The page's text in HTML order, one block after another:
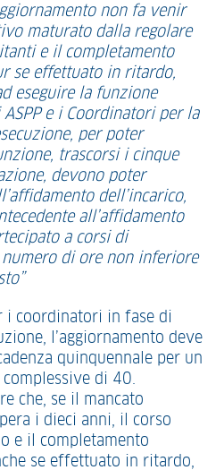
non fa venir
maturato dalla regolare
e il completamento
se effettuato in ritardo,
eseguire la funzione
ASPP e i Coordinatori per la
per poter
trascorsi i cinque
devono poter
dell’incarico,
all’affidamento
a corsi di
di ore non inferiore
i coordinatori in fase di
l’aggiornamento deve
quinquennale per un
di 40.
che, se il mancato
i dieci anni, il corso
e il completamento
se effettuato in ritardo,